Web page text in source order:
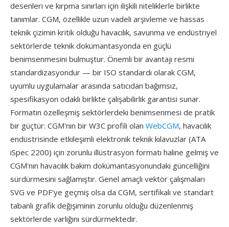
desenleri ve kırpma sınırları için ilişkili niteliklerle birlikte
tanımlar. CGM, özellikle uzun vadeli arşivleme ve hassas
teknik çizimin kritik olduğu havacılık, savunma ve endüstriyel
sektörlerde teknik dokümantasyonda en güçlü
benimsenmesini bulmuştur. Önemli bir avantajı resmi
standardizasyondur — bir ISO standardı olarak CGM,
uyumlu uygulamalar arasında satıcıdan bağımsız,
spesifikasyon odaklı birlikte çalışabilirlik garantisi sunar.
Formatın özelleşmiş sektörlerdeki benimsenmesi de pratik
bir güçtür: CGM'nın bir W3C profili olan WebCGM, havacılık
endüstrisinde etkileşimli elektronik teknik kılavuzlar (ATA
iSpec 2200) için zorunlu illüstrasyon formatı haline gelmiş ve
CGM'nın havacılık bakım dokümantasyonundaki güncelliğini
sürdürmesini sağlamıştır. Genel amaçlı vektör çalışmaları
SVG ve PDF'ye geçmiş olsa da CGM, sertifikalı ve standart
tabanlı grafik değişiminin zorunlu olduğu düzenlenmiş
sektörlerde varlığını sürdürmektedir.